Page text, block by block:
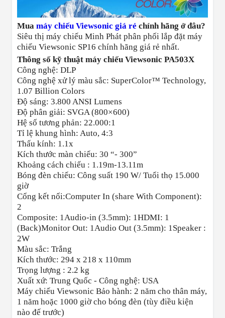
Mua máy chiếu Viewsonic giá rẻ chính hãng ở đâu?
Siêu thị máy chiếu Minh Phát phân phối lắp đặt máy
chiếu Viewsonic SP16 chính hãng giá rẻ nhất.
Thông số kỹ thuật máy chiếu Viewsonic PA503X
Công nghệ: DLP
Công nghệ xử lý màu sắc: SuperColor™ Technology,
1.07 Billion Colors
Độ sáng: 3.800 ANSI Lumens
Độ phân giải: SVGA (800×600)
Hệ số tương phản: 22.000:1
Tỉ lệ khung hình: Auto, 4:3
Thấu kính: 1.1x
Kích thước màn chiếu: 30 “- 300”
Khoảng cách chiếu : 1.19m-13.11m
Bóng đèn chiếu: Công suất 190 W/ Tuổi thọ 15.000
giờ
Cổng kết nối:Computer In (share With Component):
2
Composite: 1Audio-in (3.5mm): 1HDMI: 1
(Back)Monitor Out: 1Audio Out (3.5mm): 1Speaker :
2W
Màu sắc: Trắng
Kích thước: 294 x 218 x 110mm
Trọng lượng : 2.2 kg
Xuất xứ: Trung Quốc - Công nghệ: USA
Máy chiếu Viewsonic Bảo hành: 2 năm cho thân máy,
1 năm hoặc 1000 giờ cho bóng đèn (tùy điều kiện
nào đế trước)